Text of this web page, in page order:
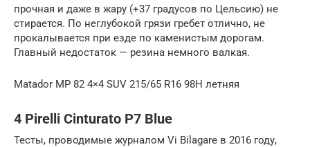
прочная и даже в жару (+37 градусов по Цельсию) не
стирается. По неглубокой грязи гребет отлично, не
прокалывается при езде по каменистым дорогам.
Главный недостаток — резина немного валкая.
Matador MP 82 4×4 SUV 215/65 R16 98H летняя
4 Pirelli Cinturato P7 Blue
Тесты, проводимые журналом Vi Bilagare в 2016 году,